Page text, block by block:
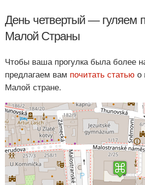
День четвертый — гуляем
Малой Страны
Чтобы ваша прогулка была более
предлагаем вам почитать статью о
Малой стране.